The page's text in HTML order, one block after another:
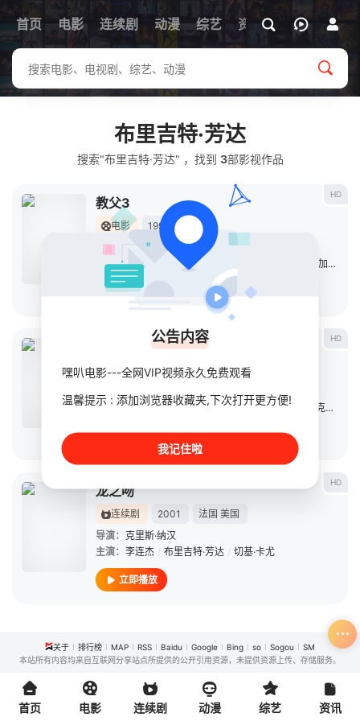
首页 电影 连续剧 动漫 综艺 资讯
布里吉特·芳达
搜索"布里吉特·芳达" ，找到 3部影视作品
HD
教父3
电影 1990
美国
导演：
弗朗西斯·福特·科波拉
主演：阿尔·帕西诺 / 黛安·基顿 安迪·加西亚
立即播放
HD
电影 2001
美国
导演：
亨利·塞利克
主演：布兰登·费舍 / 布里吉特·芳达 / 约翰·特托罗 克里斯·卡坦
立即播放
HD
龙之吻
连续剧 2001 法国 美国
导演： 克里斯·纳汉
主演： 李连杰 / 布里吉特·芳达 / 切基·卡尤
立即播放
关于 排行榜 MAP RSS Baidu Google Bing so Sogou
SM
本站所有内容均来自互联网分享站点所提供的公开引用资源，未提供资源上传、存储服务。
首页 电影 连续剧 动漫 综艺 资讯
公告内容
嘿叭电影---全网VIP视频永久免费观看
温馨提示 : 添加浏览器收藏夹,下次打开更方便!
我记住啦